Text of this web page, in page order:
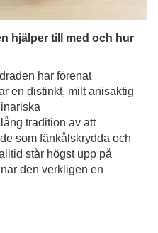
hjälper till med och hur
har förenat
en distinkt, milt anisaktig
tradition av att
som fänkålskrydda och
står högst upp på
den verkligen en